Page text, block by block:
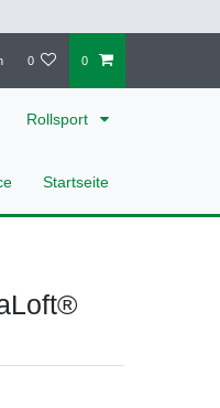
0 0
Rollsport
Startseite